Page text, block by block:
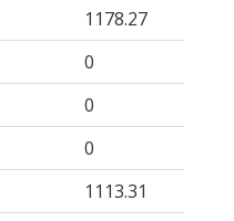
1178.27
0
0
0
1113.31